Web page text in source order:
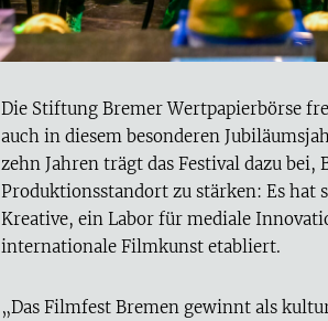
Die Stiftung Bremer Wertpapierbörse
auch in diesem besonderen
zehn Jahren trägt das Festival dazu bei,
Produktionsstandort zu stärken: Es hat
Kreative, ein Labor für mediale
internationale Filmkunst etabliert.
„Das Filmfest Bremen gewinnt als